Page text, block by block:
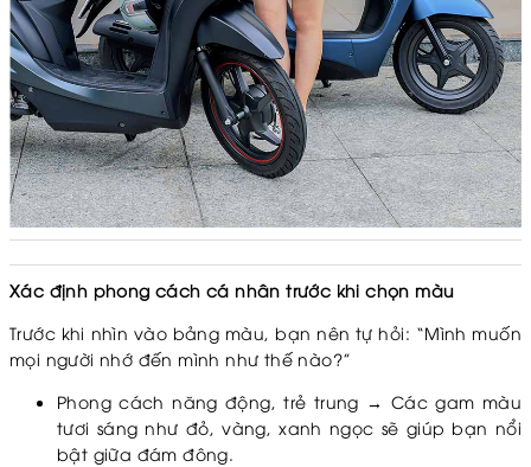
Xác định phong cách cá nhân trước khi chọn màu
Trước khi nhìn vào bảng màu, bạn nên tự hỏi: “Mình muốn
mọi người nhớ đến mình như thế nào?”
Phong cách năng động, trẻ trung → Các gam màu
tươi sáng như đỏ, vàng, xanh ngọc sẽ giúp bạn nổi
bật giữa đám đông.